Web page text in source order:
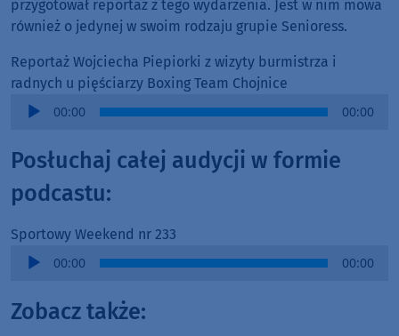
przygotował reportaż z tego wydarzenia. Jest w nim mowa
również o jedynej w swoim rodzaju grupie Senioress.
Reportaż Wojciecha Piepiorki z wizyty burmistrza i
radnych u pięściarzy Boxing Team Chojnice
Audio
00:00 00:00
Posłuchaj całej audycji w formie
podcastu:
Sportowy Weekend nr 233
Audio
00:00 00:00
Zobacz także: